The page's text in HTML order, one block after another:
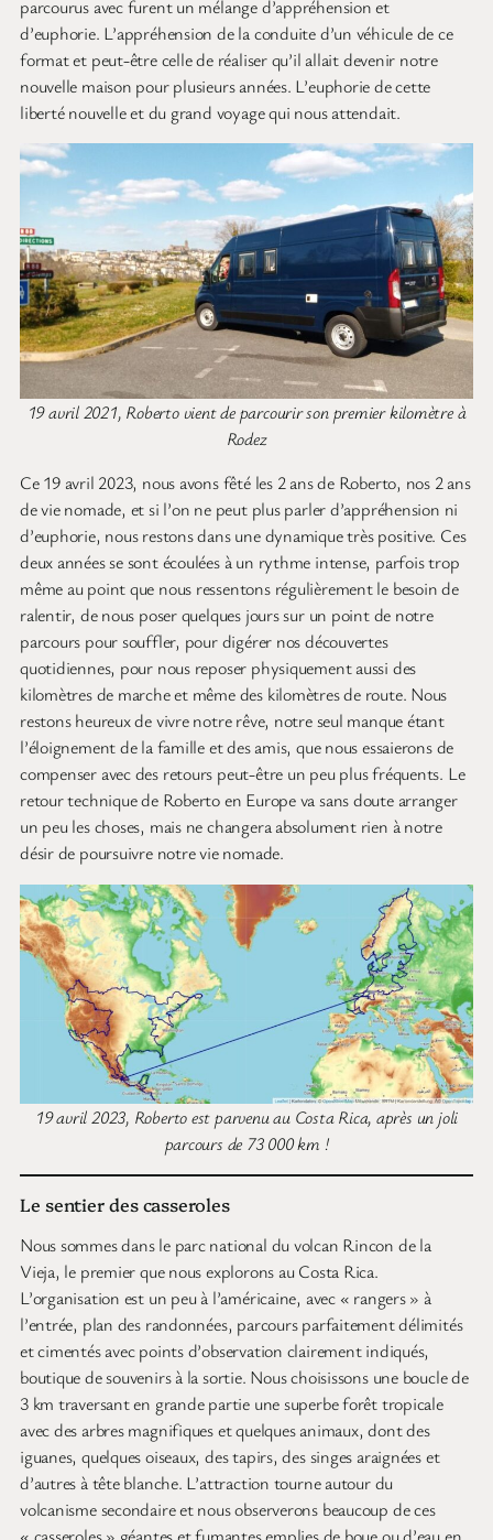
parcourus avec furent un mélange d’appréhension et
d’euphorie. L’appréhension de la conduite d’un véhicule de ce
format et peut-être celle de réaliser qu’il allait devenir notre
nouvelle maison pour plusieurs années. L’euphorie de cette
liberté nouvelle et du grand voyage qui nous attendait.
19 avril 2021, Roberto vient de parcourir son premier kilomètre à
Rodez
Ce 19 avril 2023, nous avons fêté les 2 ans de Roberto, nos 2 ans
de vie nomade, et si l’on ne peut plus parler d’appréhension ni
d’euphorie, nous restons dans une dynamique très positive. Ces
deux années se sont écoulées à un rythme intense, parfois trop
même au point que nous ressentons régulièrement le besoin de
ralentir, de nous poser quelques jours sur un point de notre
parcours pour souffler, pour digérer nos découvertes
quotidiennes, pour nous reposer physiquement aussi des
kilomètres de marche et même des kilomètres de route. Nous
restons heureux de vivre notre rêve, notre seul manque étant
l’éloignement de la famille et des amis, que nous essaierons de
compenser avec des retours peut-être un peu plus fréquents. Le
retour technique de Roberto en Europe va sans doute arranger
un peu les choses, mais ne changera absolument rien à notre
désir de poursuivre notre vie nomade.
19 avril 2023, Roberto est parvenu au Costa Rica, après un joli
parcours de 73 000 km !
Le sentier des casseroles
Nous sommes dans le parc national du volcan Rincon de la
Vieja, le premier que nous explorons au Costa Rica.
L’organisation est un peu à l’américaine, avec « rangers » à
l’entrée, plan des randonnées, parcours parfaitement délimités
et cimentés avec points d’observation clairement indiqués,
boutique de souvenirs à la sortie. Nous choisissons une boucle de
3 km traversant en grande partie une superbe forêt tropicale
avec des arbres magnifiques et quelques animaux, dont des
iguanes, quelques oiseaux, des tapirs, des singes araignées et
d’autres à tête blanche. L’attraction tourne autour du
volcanisme secondaire et nous observerons beaucoup de ces